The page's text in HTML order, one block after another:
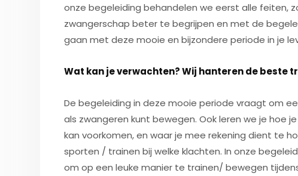
onze begeleiding behandelen we eerst alle feiten,
zwangerschap beter te begrijpen en met de
gaan met deze mooie en bijzondere periode in je
Wat kan je verwachten? Wij hanteren de beste
De begeleiding in deze mooie periode vraagt om
als zwangeren kunt bewegen. Ook leren we je hoe
kan voorkomen, en waar je mee rekening dient te
sporten / trainen bij welke klachten. In onze
om op een leuke manier te trainen/ bewegen